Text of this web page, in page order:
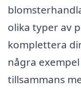
olika typer av
komplettera
några
tillsammans